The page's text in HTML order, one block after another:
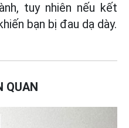
tuy nhiên nếu kết
bạn bị đau dạ dày.
QUAN